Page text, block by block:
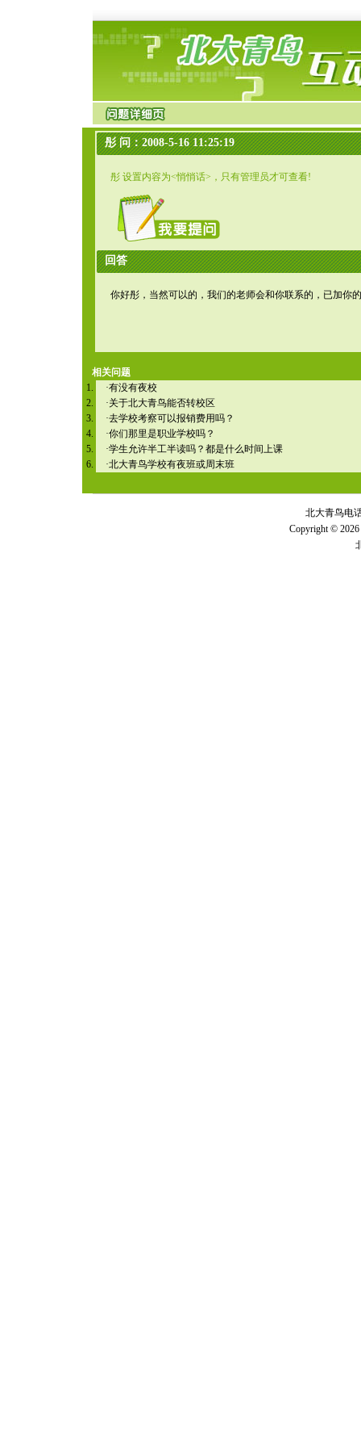
彤 问：2008-5-16 11:25:19
彤 设置内容为<悄悄话>，只有管理员才可查看!
回答
你好彤，当然可以的，我们的老师会和你联系的，已加你
相关问题
·有没有夜校
·关于北大青鸟能否转校区
·去学校考察可以报销费用吗？
·你们那里是职业学校吗？
·学生允许半工半读吗？都是什么时间上课
·北大青鸟学校有夜班或周末班
北大青鸟电
Copyright © 2026